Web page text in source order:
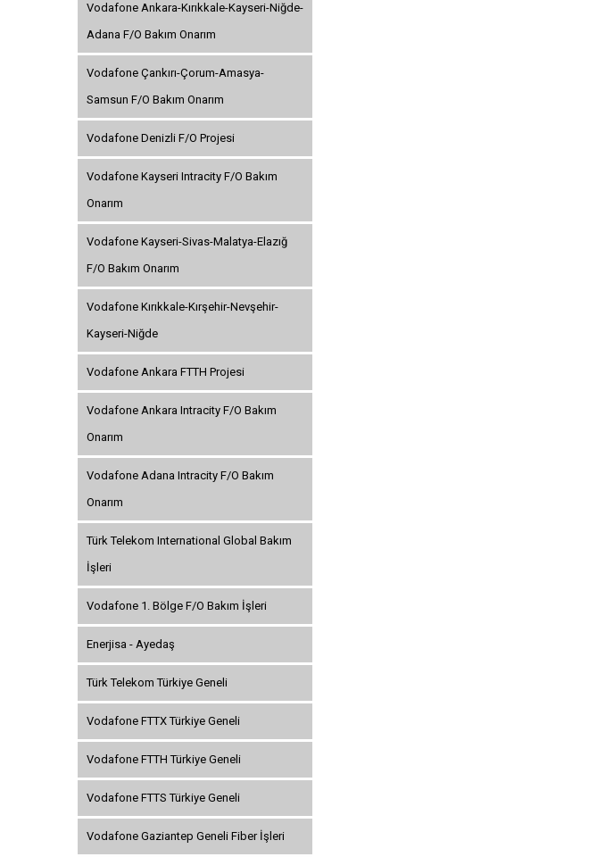
Vodafone Ankara-Kırıkkale-Kayseri-Niğde-
Adana F/O Bakım Onarım
Vodafone Çankırı-Çorum-Amasya-
Samsun F/O Bakım Onarım
Vodafone Denizli F/O Projesi
Vodafone Kayseri Intracity F/O Bakım
Onarım
Vodafone Kayseri-Sivas-Malatya-Elazığ
F/O Bakım Onarım
Vodafone Kırıkkale-Kırşehir-Nevşehir-
Kayseri-Niğde
Vodafone Ankara FTTH Projesi
Vodafone Ankara Intracity F/O Bakım
Onarım
Vodafone Adana Intracity F/O Bakım
Onarım
Türk Telekom International Global Bakım
İşleri
Vodafone 1. Bölge F/O Bakım İşleri
Enerjisa - Ayedaş
Türk Telekom Türkiye Geneli
Vodafone FTTX Türkiye Geneli
Vodafone FTTH Türkiye Geneli
Vodafone FTTS Türkiye Geneli
Vodafone Gaziantep Geneli Fiber İşleri